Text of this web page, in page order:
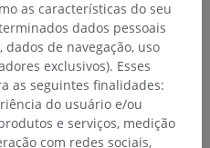
as características do seu
dados pessoais
dados de navegação, uso
exclusivos). Esses
as seguintes finalidades:
do usuário e/ou
e serviços, medição
com redes sociais,